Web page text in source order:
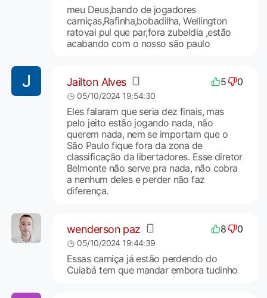
meu Deus,bando de jogadores
carniças,Rafinha,bobadilha, Wellington
ratovai pul que par,fora zubeldia ,estão
acabando com o nosso são paulo
Jailton Alves 5 0
05/10/2024 19:54:30
Eles falaram que seria dez finais, mas
pelo jeito estão jogando nada, não
querem nada, nem se importam que o
São Paulo fique fora da zona de
classificação da libertadores. Esse diretor
Belmonte não serve pra nada, não cobra
a nenhum deles e perder não faz
diferença.
wenderson paz 8 0
05/10/2024 19:44:39
Essas carniça já estão perdendo do
Cuiabá tem que mandar embora tudinho